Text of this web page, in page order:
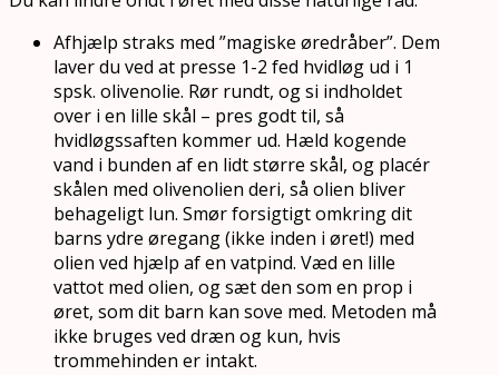
Afhjælp straks med ”magiske øredråber”. Dem
laver du ved at presse 1-2 fed hvidløg ud i 1
spsk. olivenolie. Rør rundt, og si indholdet
over i en lille skål – pres godt til, så
hvidløgssaften kommer ud. Hæld kogende
vand i bunden af en lidt større skål, og placér
skålen med olivenolien deri, så olien bliver
behageligt lun. Smør forsigtigt omkring dit
barns ydre øregang (ikke inden i øret!) med
olien ved hjælp af en vatpind. Væd en lille
vattot med olien, og sæt den som en prop i
øret, som dit barn kan sove med. Metoden må
ikke bruges ved dræn og kun, hvis
trommehinden er intakt.